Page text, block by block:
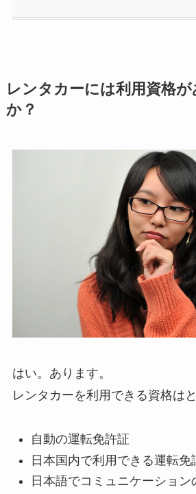
レンタカーには利用資格
か？
はい。あります。
レンタカーを利用できる資格は
自動の運転免許証
日本国内で利用できる運転
日本語でコミュニケーション